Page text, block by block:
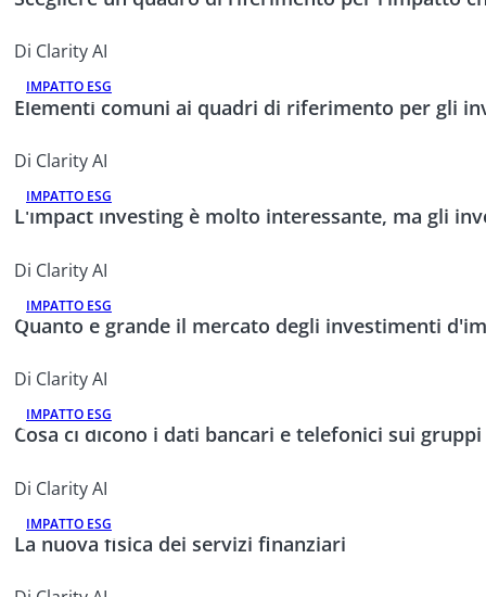
Di Clarity AI
IMPATTO ESG
Elementi comuni ai quadri di riferimento per gli
Di Clarity AI
IMPATTO ESG
L'impact investing è molto interessante, ma gli
Di Clarity AI
IMPATTO ESG
Quanto è grande il mercato degli investimenti
Di Clarity AI
IMPATTO ESG
Cosa ci dicono i dati bancari e telefonici sui
Di Clarity AI
IMPATTO ESG
La nuova fisica dei servizi finanziari